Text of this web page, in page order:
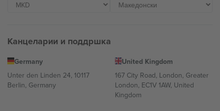
Канцеларии и поддршка
Germany
Unter den Linden 24, 10117
Berlin, Germany
United Kingdom
167 City Road, London, Greater
London, EC1V 1AW, United
Kingdom